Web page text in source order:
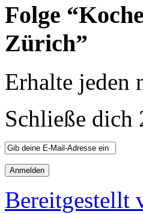
Folge
Zürich”
Erhalte jeden
Schließe dich
Bereitgestellt